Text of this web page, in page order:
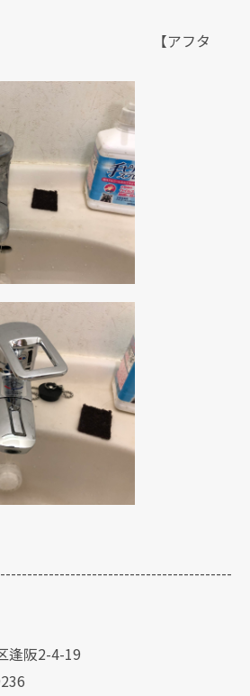
】 【アフタ
逢阪2-4-19